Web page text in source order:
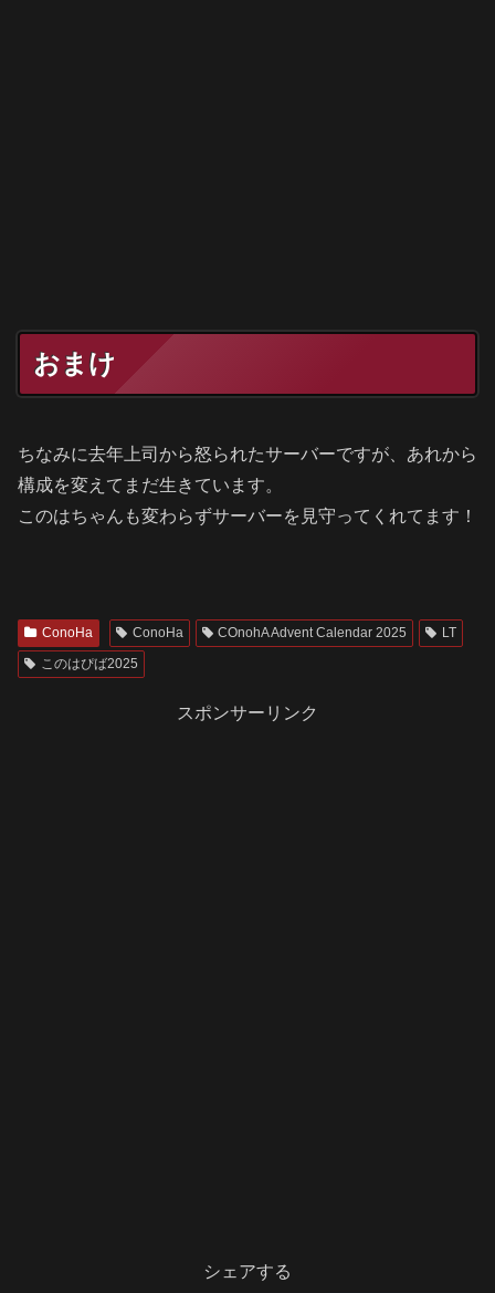
おまけ
ちなみに去年上司から怒られたサーバーですが、あれから
構成を変えてまだ生きています。
このはちゃんも変わらずサーバーを見守ってくれてます！
ConoHa ConoHa COnohA Advent Calendar 2025
LT
このはぴば2025
スポンサーリンク
シェアする